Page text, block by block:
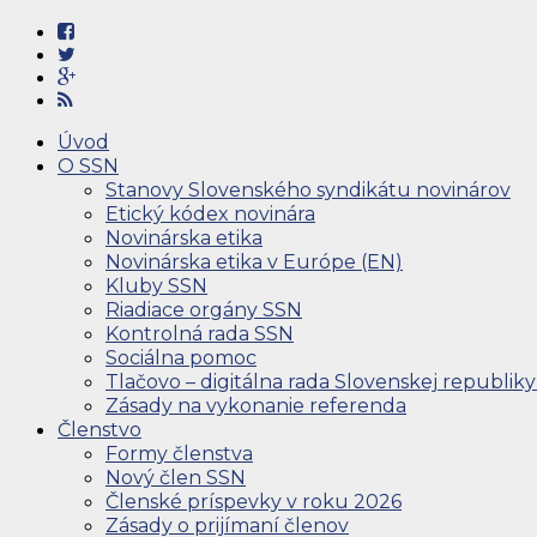
Úvod
O SSN
Stanovy Slovenského syndikátu novinárov
Etický kódex novinára
Novinárska etika
Novinárska etika v Európe (EN)
Kluby SSN
Riadiace orgány SSN
Kontrolná rada SSN
Sociálna pomoc
Tlačovo – digitálna rada Slovenskej republiky
Zásady na vykonanie referenda
Členstvo
Formy členstva
Nový člen SSN
Členské príspevky v roku 2026
Zásady o prijímaní členov